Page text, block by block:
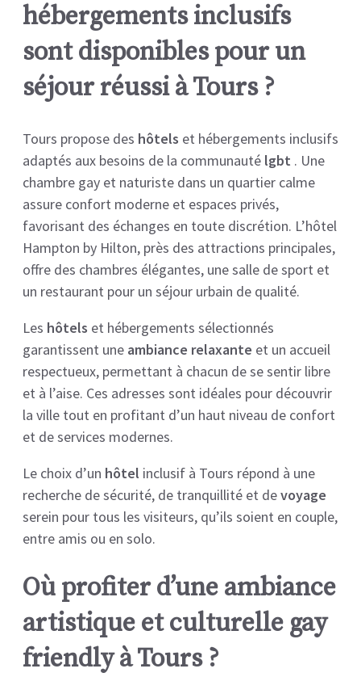
hébergements inclusifs
sont disponibles pour un
séjour réussi à Tours ?
Tours propose des hôtels et hébergements inclusifs
adaptés aux besoins de la communauté lgbt . Une
chambre gay et naturiste dans un quartier calme
assure confort moderne et espaces privés,
favorisant des échanges en toute discrétion. L’hôtel
Hampton by Hilton, près des attractions principales,
offre des chambres élégantes, une salle de sport et
un restaurant pour un séjour urbain de qualité.
Les hôtels et hébergements sélectionnés
garantissent une ambiance relaxante et un accueil
respectueux, permettant à chacun de se sentir libre
et à l’aise. Ces adresses sont idéales pour découvrir
la ville tout en profitant d’un haut niveau de confort
et de services modernes.
Le choix d’un hôtel inclusif à Tours répond à une
recherche de sécurité, de tranquillité et devoyage
serein pour tous les visiteurs, qu’ils soient en couple,
entre amis ou en solo.
Où profiter d’une ambiance
artistique et culturelle gay
friendly à Tours ?